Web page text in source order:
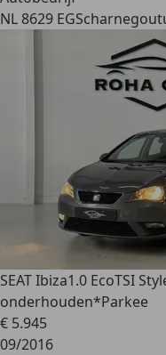
NL 8629 EG
SEAT Ibiza1.0 EcoTSI
onderhouden*Parkee
€ 5.945
09/2016